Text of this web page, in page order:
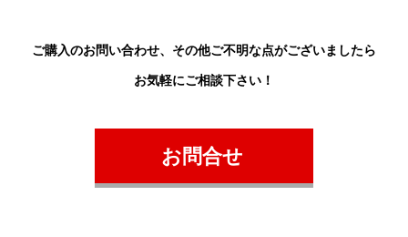
ご購入のお問い合わせ、 その他ご不明な点がございましたら
お気軽にご相談下さい！
お問合せ